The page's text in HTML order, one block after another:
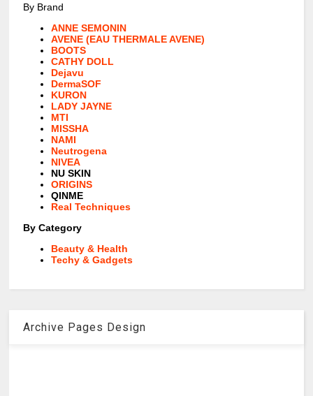
By Brand
ANNE SEMONIN
AVENE (EAU THERMALE AVENE)
BOOTS
CATHY DOLL
Dejavu
DermaSOF
KURON
LADY JAYNE
MTI
MISSHA
NAMI
Neutrogena
NIVEA
NU SKIN
ORIGINS
QINME
Real Techniques
By Category
Beauty & Health
Techy & Gadgets
Archive Pages Design